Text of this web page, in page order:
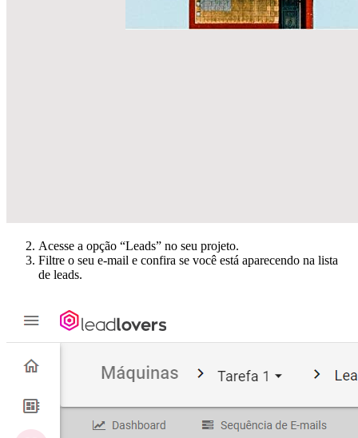
Acesse a opção “Leads” no seu projeto.
Filtre o seu e-mail e confira se você está aparecendo na lista
de leads.